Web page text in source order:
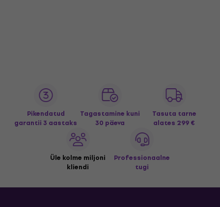
Pikendatud
garantii 3 aastaks
Tagastamine kuni
30 päeva
Tasuta tarne
alates 299 €
Üle kolme miljoni
kliendi
Professionaalne
tugi